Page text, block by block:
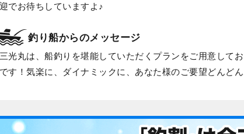
でお待ちしていますよ♪
釣り船からのメッセージ
三光丸は、船釣りを堪能していただくプランをご用意して
す！気楽に、ダイナミックに、あなた様のご要望どんど